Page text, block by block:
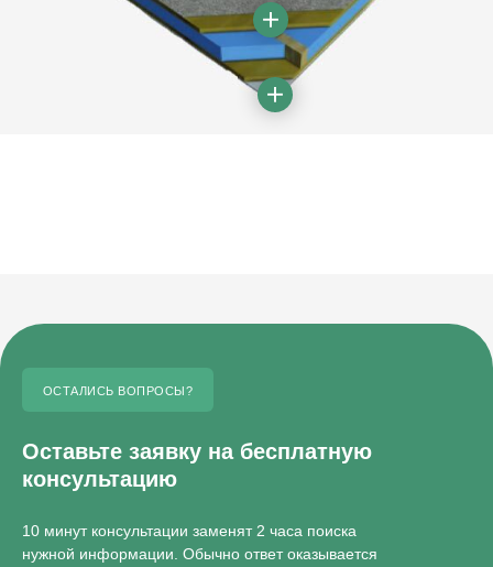
Оставьте заявку на бесплатную
консультацию
10 минут консультации заменят 2 часа поиска
нужной информации. Обычно ответ оказывается
ОСТАЛИСЬ ВОПРОСЫ?